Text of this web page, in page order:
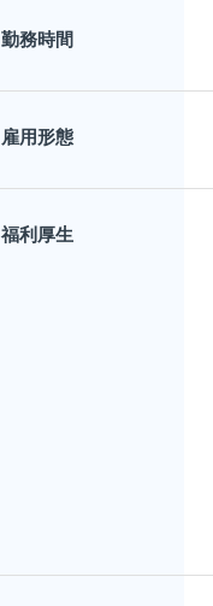
勤務時間
雇用形態
福利厚生